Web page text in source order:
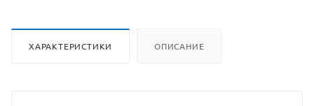
ХАРАКТЕРИСТИКИ ОПИСАНИЕ